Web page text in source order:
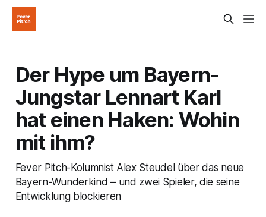
Der Hype um Bayern-
Jungstar Lennart Karl
hat einen Haken: Wohin
mit ihm?
Fever Pitch-Kolumnist Alex Steudel über das neue
Bayern-Wunderkind – und zwei Spieler, die seine
Entwicklung blockieren